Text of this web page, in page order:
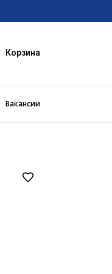
Корзина
Вакансии